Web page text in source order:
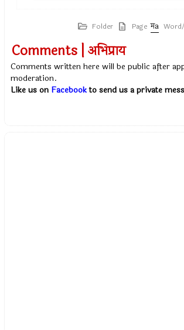
Folder Page
Comments | अभिप्राय
Comments written here will be public after
moderation.
Like us on Facebookto send us a private